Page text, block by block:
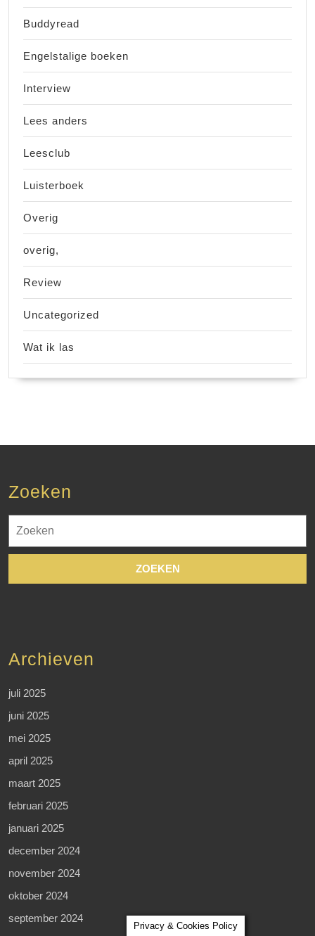
Buddyread
Engelstalige boeken
Interview
Lees anders
Leesclub
Luisterboek
Overig
overig,
Review
Uncategorized
Wat ik las
Zoeken
naar:
Archieven
juli 2025
juni 2025
mei 2025
april 2025
maart 2025
februari 2025
januari 2025
december 2024
november 2024
oktober 2024
september 2024
Privacy & Cookies Policy